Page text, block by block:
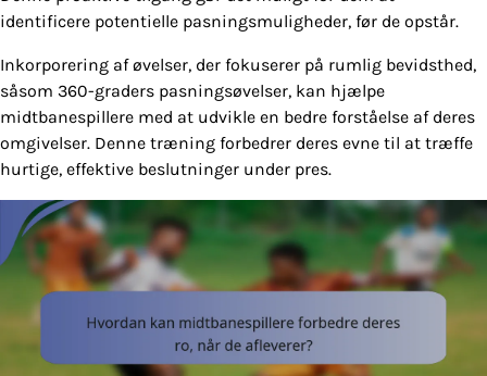
identificere potentielle pasningsmuligheder, før de opstår.
Inkorporering af øvelser, der fokuserer på rumlig bevidsthed,
såsom 360-graders pasningsøvelser, kan hjælpe
midtbanespillere med at udvikle en bedre forståelse af deres
omgivelser. Denne træning forbedrer deres evne til at træffe
hurtige, effektive beslutninger under pres.